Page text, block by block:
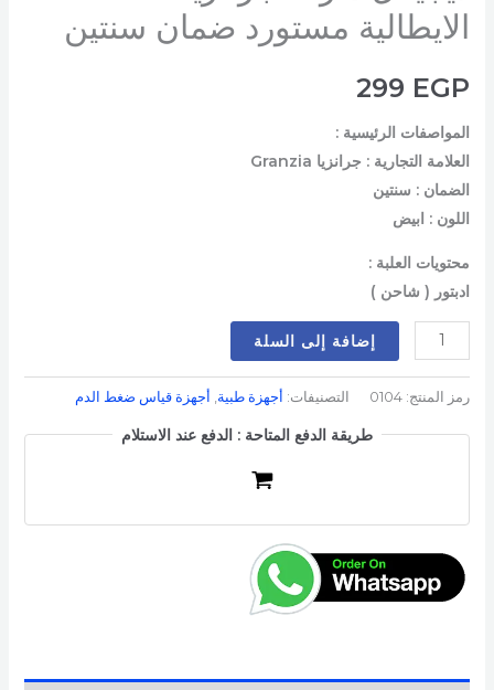
الايطالية مستورد ضمان سنتين
299 EGP
المواصفات الرئيسية :
العلامة التجارية : جرانزيا Granzia
الضمان : سنتين
اللون : ابيض
محتويات العلبة :
ادبتور ( شاحن )
إضافة إلى السلة
رمز المنتج: 0104 التصنيفات: أجهزة طبية أجهزة قياس ضغط الدم
طريقة الدفع المتاحة : الدفع عند الاستلام